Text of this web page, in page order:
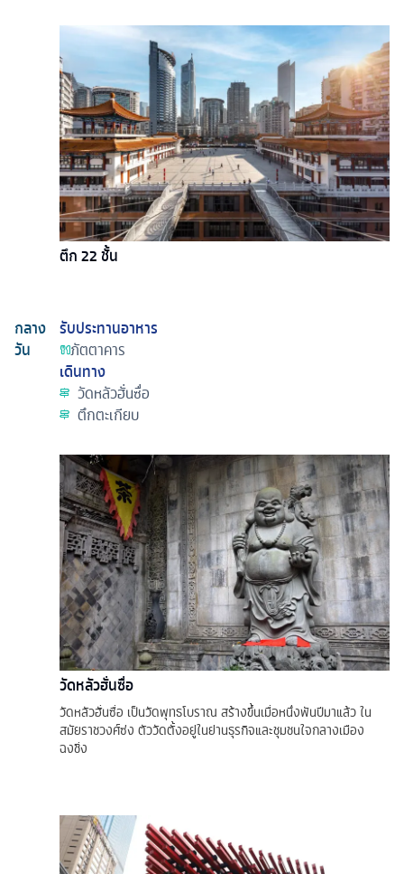
ตึก 22 ชั้น
กลาง
วัน
รับประทานอาหาร
ภัตตาคาร
เดินทาง
วัดหลัวฮั่นซื่อ
ตึกตะเกียบ
วัดหลัวฮั่นซื่อ
วัดหลัวฮั่นซื่อ เป็นวัดพุทธโบราณ สร้างขึ้นเมื่อหนึ่งพันปีมาแล้ว ใน
สมัยราชวงศ์ซ่ง ตัววัดตั้งอยู่ในย่านธุรกิจและชุมชนใจกลางเมือง
ฉงชิ่ง